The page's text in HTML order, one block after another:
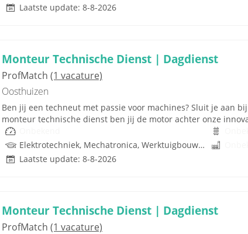
Laatste update: 8-8-2026
Monteur Technische Dienst | Dagdienst
ProfMatch (1 vacature)
Oosthuizen
Ben jij een techneut met passie voor machines? Sluit je aan
monteur technische dienst ben jij de motor achter onze
Elektrotechniek, Mechatronica, Werktuigbouwkunde
Laatste update: 8-8-2026
Monteur Technische Dienst | Dagdienst
ProfMatch (1 vacature)